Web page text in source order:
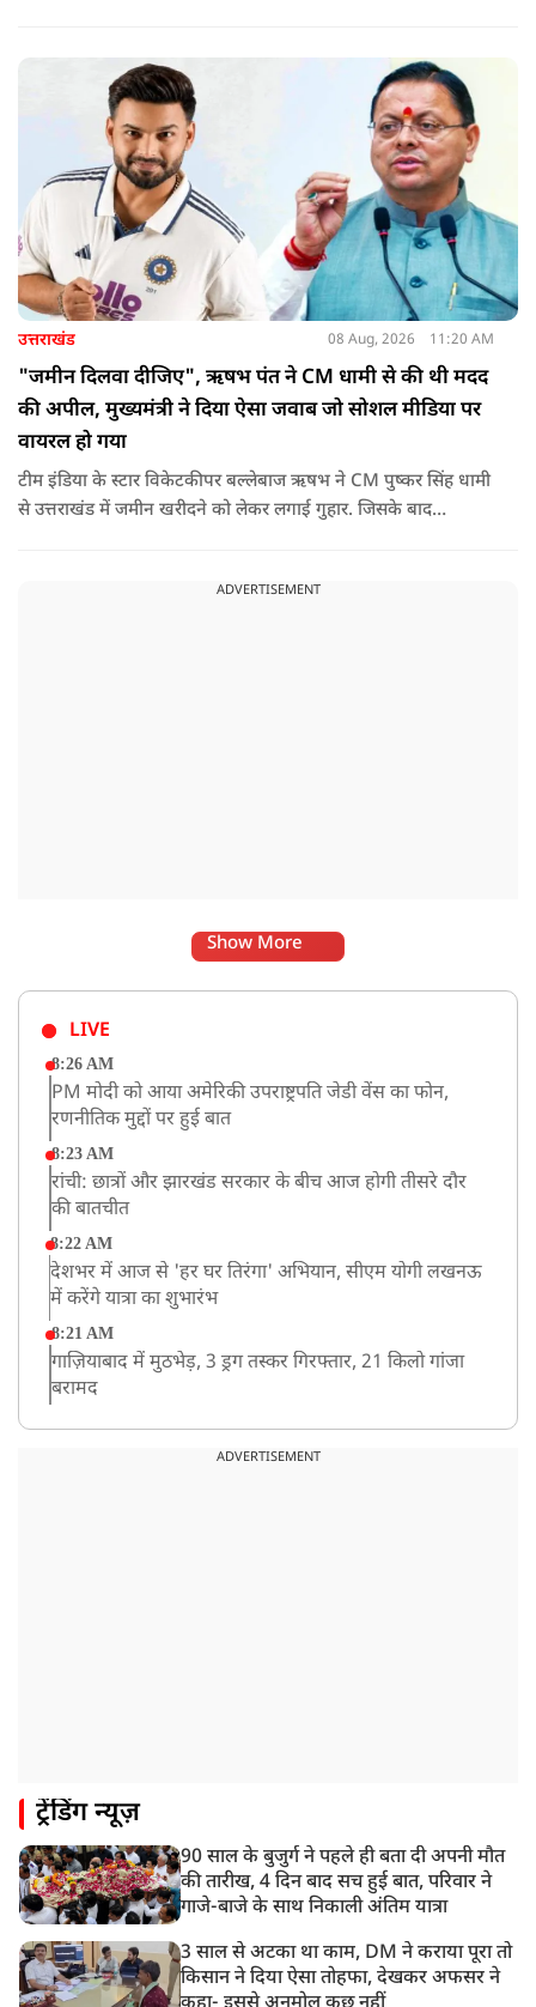
उत्तराखंड 08 Aug, 2026 11:20 AM
"जमीन दिलवा दीजिए", ऋषभ पंत ने CM धामी से की थी मदद
की अपील, मुख्यमंत्री ने दिया ऐसा जवाब जो सोशल मीडिया पर
वायरल हो गया
टीम इंडिया के स्टार विकेटकीपर बल्लेबाज ऋषभ ने CM पुष्कर सिंह धामी
से उत्तराखंड में जमीन खरीदने को लेकर लगाई गुहार. जिसके बाद
ADVERTISEMENT
Show More
LIVE
8:26 AM
PM मोदी को आया अमेरिकी उपराष्ट्रपति जेडी वेंस का फोन,
रणनीतिक मुद्दों पर हुई बात
8:23 AM
रांची: छात्रों और झारखंड सरकार के बीच आज होगी तीसरे दौर
की बातचीत
8:22 AM
देशभर में आज से 'हर घर तिरंगा' अभियान, सीएम योगी लखनऊ
में करेंगे यात्रा का शुभारंभ
8:21 AM
गाज़ियाबाद में मुठभेड़, 3 ड्रग तस्कर गिरफ्तार, 21 किलो गांजा
बरामद
ADVERTISEMENT
ट्रेंडिंग न्यूज़
90 साल के बुजुर्ग ने पहले ही बता दी अपनी मौत
की तारीख, 4 दिन बाद सच हुई बात, परिवार ने
गाजे-बाजे के साथ निकाली अंतिम यात्रा
3 साल से अटका था काम, DM ने कराया पूरा तो
किसान ने दिया ऐसा तोहफा, देखकर अफसर ने